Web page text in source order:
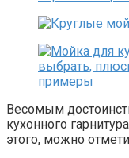
Весомым
кухонного
этого, можно